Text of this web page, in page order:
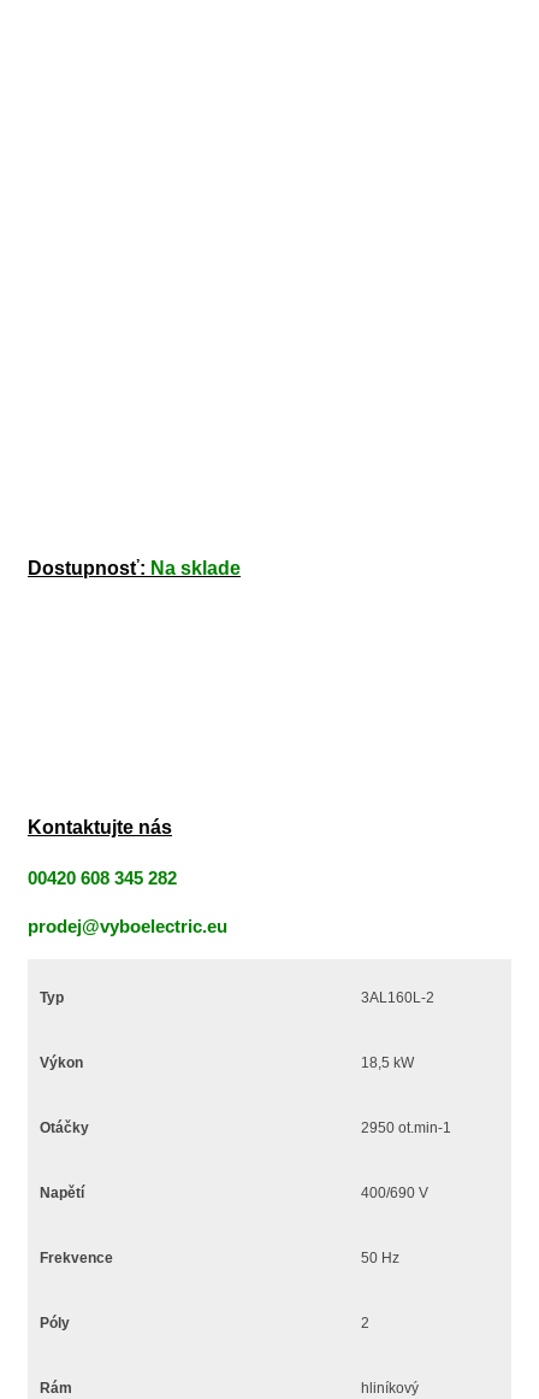
Dostupnosť: Na sklade
Kontaktujte nás
00420 608 345 282
prodej@vyboelectric.eu
Typ 3AL160L-2
Výkon 18,5 kW
Otáčky 2950 ot.min-1
Napětí 400/690 V
Frekvence 50 Hz
Póly 2
Rám hliníkový